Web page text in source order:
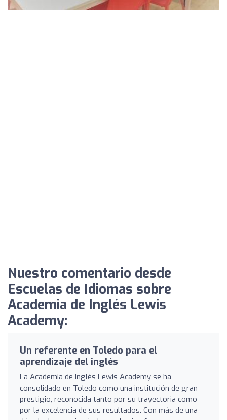
Nuestro comentario desde
Escuelas de Idiomas sobre
Academia de Inglés Lewis
Academy:
Un referente en Toledo para el
aprendizaje del inglés
La Academia de Inglés Lewis Academy se ha
consolidado en Toledo como una institución de gran
prestigio, reconocida tanto por su trayectoria como
por la excelencia de sus resultados. Con más de una